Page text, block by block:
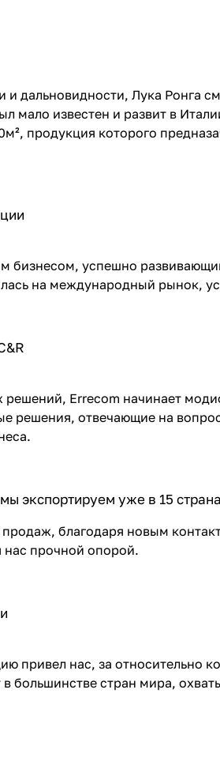
дальновидности, Лука Ронга
мало известен и развит в
продукция которого
бизнесом, успешно
на международный рынок,
Errecom начинает
решения, отвечающие на
экспортируем уже в 15
благодаря новым
нас прочной опорой.
привел нас, за относительно
большинстве стран мира,